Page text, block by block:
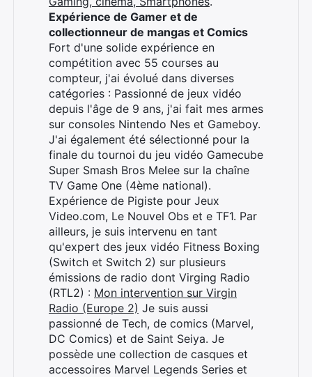
Expérience de Gamer et de
collectionneur de mangas et Comics
Fort d'une solide expérience en
compétition avec 55 courses au
compteur, j'ai évolué dans diverses
catégories : Passionné de jeux vidéo
depuis l'âge de 9 ans, j'ai fait mes armes
sur consoles Nintendo Nes et Gameboy.
J'ai également été sélectionné pour la
finale du tournoi du jeu vidéo Gamecube
Super Smash Bros Melee sur la chaîne
TV Game One (4ème national).
Expérience de Pigiste pour Jeux
Video.com, Le Nouvel Obs et e TF1. Par
ailleurs, je suis intervenu en tant
qu'expert des jeux vidéo Fitness Boxing
(Switch et Switch 2) sur plusieurs
émissions de radio dont Virging Radio
(RTL2) : Mon intervention sur Virgin
Radio (Europe 2) Je suis aussi
passionné de Tech, de comics (Marvel,
DC Comics) et de Saint Seiya. Je
possède une collection de casques et
accessoires Marvel Legends Series et
Rechercher
: